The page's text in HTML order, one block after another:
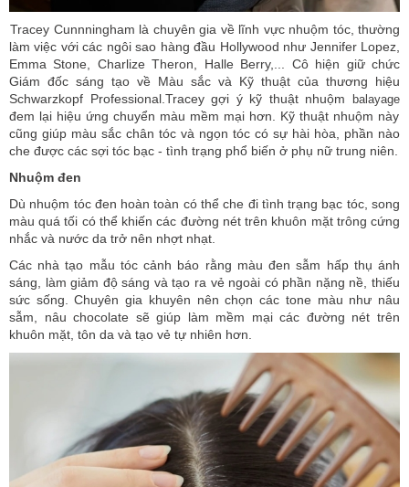
Tracey Cunnningham là chuyên gia về lĩnh vực nhuộm tóc, thường
làm việc với các ngôi sao hàng đầu Hollywood như Jennifer Lopez,
Emma Stone, Charlize Theron, Halle Berry,... Cô hiện giữ chức
Giám đốc sáng tạo về Màu sắc và Kỹ thuật của thương hiệu
Schwarzkopf Professional.Traceygợi ý kỹ thuật nhuộmbalayage
đem lại hiệu ứng chuyển màu mềm mại hơn. Kỹ thuật nhuộm này
cũng giúp màu sắc chân tóc và ngọn tóc có sự hài hòa, phần nào
che được các sợi tóc bạc - tình trạng phổ biến ở phụ nữ trung niên.
Nhuộm đen
Dù nhuộm tóc đen hoàn toàn có thể che đi tình trạng bạc tóc, song
màu quá tối có thể khiến các đường nét trên khuôn mặt trông cứng
nhắc và nước da trở nên nhợt nhạt.
Các nhà tạo mẫu tóc cảnh báo rằng màu đen sẫm hấp thụ ánh
sáng, làm giảm độ sáng và tạo ra vẻ ngoài có phần nặng nề, thiếu
sức sống. Chuyên gia khuyên nên chọn các tone màu như nâu
sẫm, nâu chocolate sẽ giúp làm mềm mại các đường nét trên
khuôn mặt, tôn da và tạo vẻ tự nhiên hơn.